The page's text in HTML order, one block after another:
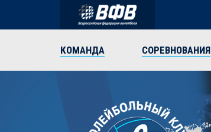
КОМАНДА СОРЕВНОВАНИЯ